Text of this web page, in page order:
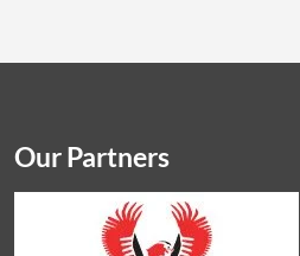
Our Partners